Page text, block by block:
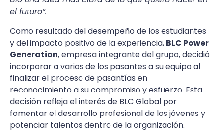
el futuro”.
Como resultado del desempeño de los estudiantes
y del impacto positivo de la experiencia, BLC Power
Generation, empresa integrante del grupo, decidió
incorporar a varios de los pasantes a su equipo al
finalizar el proceso de pasantías en
reconocimiento a su compromiso y esfuerzo. Esta
decisión refleja el interés de BLC Global por
fomentar el desarrollo profesional de los jóvenes y
potenciar talentos dentro de la organización.